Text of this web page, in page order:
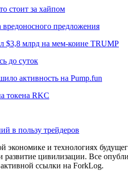
стоит за хайпом
предложения
$3,8 млрд на мем-коине TRUMP
до суток
активность на Pump.fun
токена RKC
в пользу трейдеров
и технологиях
цивилизации. Все
ссылки на ForkLog.